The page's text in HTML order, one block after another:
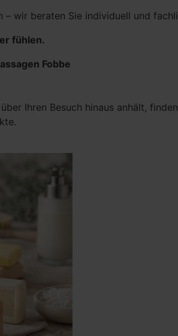
– wir beraten Sie individuell und
fühlen.
Fobbe
Ihren Besuch hinaus anhält,